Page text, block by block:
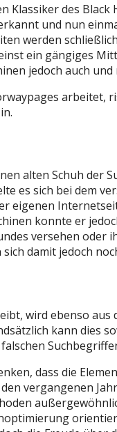
Klassiker des
und nun
werden
ein gängiges
jedoch auch
alten Schuh
es sich bei dem
eigenen
konnte er
versehen
damit jedoch
wird ebenso
kann dies
dass die
vergangenen